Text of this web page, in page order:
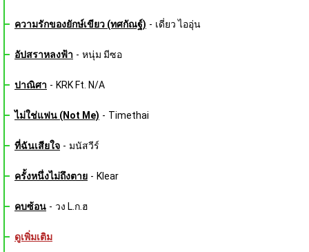
ความรักของยักษ์เขียว (ทศกัณฐ์) - เดี่ยว ไออุ่น
อัปสราหลงฟ้า - หนุ่ม มีซอ
ปาณิศา - KRK Ft. N/A
ไม่ใช่แฟน (Not Me) - Timethai
ที่ฉันเสียใจ - มนัสวีร์
ครั้งหนึ่งไม่ถึงตาย - Klear
คบซ้อน - วง L.ก.ฮ
ดูเพิ่มเติม